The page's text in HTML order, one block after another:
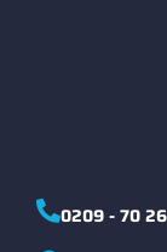
0209 - 70